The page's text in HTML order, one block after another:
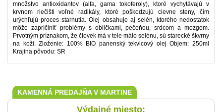
množstvo antioxidantov (alfa, gama tokoferoly), ktoré vychytávajú v
krvnom riečišti voľné radikály, ktoré poškodzujú cievne steny, čím
urýchľujú proces starnutia. Olej obsahuje aj selén, ktorého nedostatok
môže zapríčiniť problémy s obličkami, pečeňou, srdcom a mozgom.
Prvotným príznakom, že človek má v tele málo selénu, sú starecké škvrny
na koži. Zloženie: 100% BIO panenský tekvicový olej Objem: 250ml
Krajina pôvodu: SR
KAMENNÁ PREDAJŇA V MARTINE
Výdajné miesto: